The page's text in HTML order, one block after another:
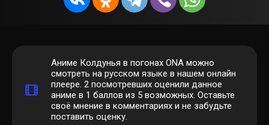
Аниме Колдунья в погонах ONA можно
смотреть на русском языке в нашем онлайн
плеере. 2 посмотревших оценили данное
аниме в 1 баллов из 5 возможных. Оставьте
своё мнение в комментариях и не забудьте
поставить оценку.